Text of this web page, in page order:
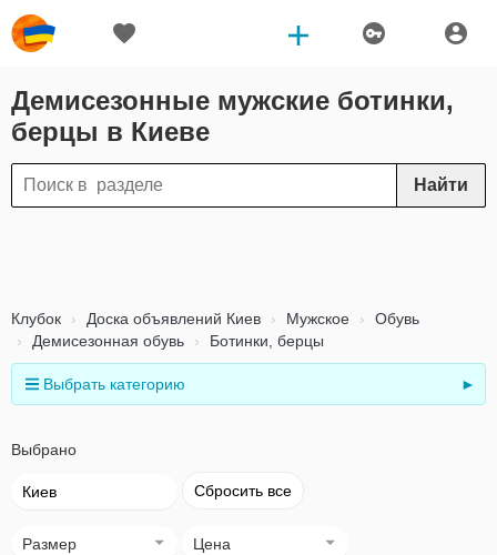
Демисезонные мужские ботинки,
берцы в Киеве
Найти
Клубок Доска объявлений Киев Мужское
Обувь
Демисезонная обувь
Ботинки, берцы
Выбрать категорию ►
Выбрано
Киев Сбросить все
Размер Цена